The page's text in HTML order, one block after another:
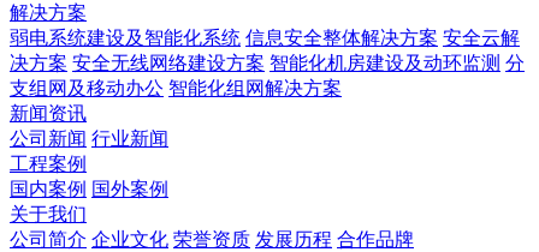
解决方案
弱电系统建设及智能化系统 信息安全整体解决方案 安全云解
决方案 安全无线网络建设方案 智能化机房建设及动环监测 分
支组网及移动办公 智能化组网解决方案
新闻资讯
公司新闻 行业新闻
工程案例
国内案例 国外案例
关于我们
公司简介 企业文化 荣誉资质 发展历程 合作品牌